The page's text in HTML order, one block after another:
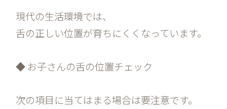
現代の生活環境では、
舌の正しい位置が育ちにくくなっています。
◆ お子さんの舌の位置チェック
次の項目に当てはまる場合は要注意です。